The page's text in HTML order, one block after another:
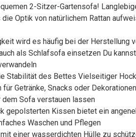
2-Sitzer-Gartensofa!
Optik von natürlichem Rattan
wird es häufig bei der
als Schlafsofa einsetzen Du
Stabilität des Bettes Vielseitiger
Getränke, Snacks oder
Sofa verstauen lassen
Kissen bietet ein
Waschen und Pflegen
einer wasserdichten Hülle zu